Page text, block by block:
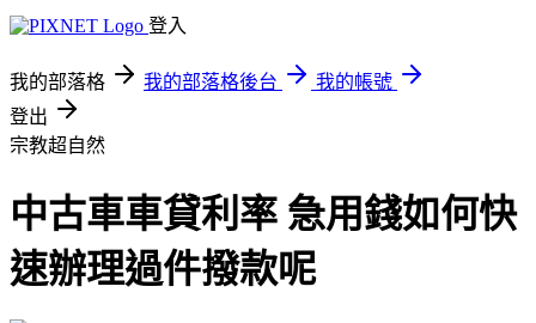
登入
我的部落格 我的部落格後台
我的帳號
登出
宗教超自然
中古車車貸利率 急用錢如何快
速辦理過件撥款呢